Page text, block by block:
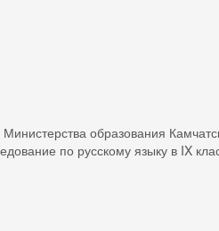
образования
по русскому языку в IX